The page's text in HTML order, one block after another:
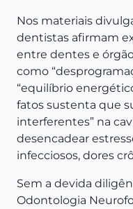
Nos materiais
dentistas afirmam
entre dentes e
como
“equilíbrio
fatos sustenta que
interferentes” na
desencadear
infecciosos, dores
Sem a devida
Odontologia